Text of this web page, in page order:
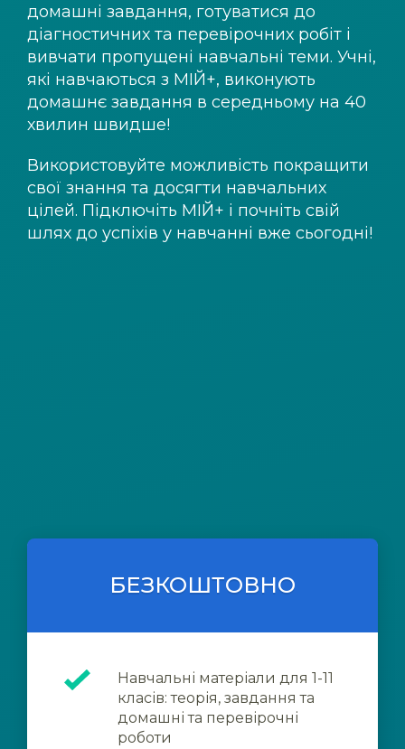
домашні завдання, готуватися до
діагностичних та перевірочних робіт і
вивчати пропущені навчальні теми. Учні,
які навчаються з МІЙ+, виконують
домашнє завдання в середньому на 40
хвилин швидше!
Використовуйте можливість покращити
свої знання та досягти навчальних
цілей. Підключіть МІЙ+ і почніть свій
шлях до успіхів у навчанні вже сьогодні!
БЕЗКОШТОВНО
Навчальні матеріали для 1-11
класів: теорія, завдання та
домашні та перевірочні
роботи